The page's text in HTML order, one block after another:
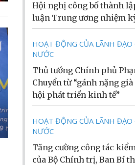
Hội nghị công bố thành
luận Trung ương nhiệm
HOẠT ĐỘNG CỦA LÃNH ĐẠO
NƯỚC
Thủ tướng Chính phủ
Chuyển từ “gánh nặng già
hội phát triển kinh tế”
HOẠT ĐỘNG CỦA LÃNH ĐẠO
NƯỚC
Tăng cường công tác
của Bộ Chính trị, Ban Bí